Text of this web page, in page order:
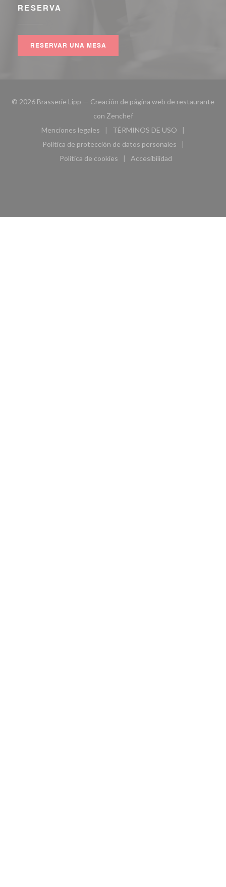
RESERVA
RESERVAR UNA MESA
© 2026 Brasserie Lipp — Creación de página web de restaurante
con Zenchef((abre en una nueva ventana))
Menciones legales
((abre en una nueva ventana))
TÉRMINOS DE USO
((abre en una nueva
Política de protección de datos personales
((abre en una nueva ventana))
Política de cookies
((abre en una nueva ventana))
Accesibilidad